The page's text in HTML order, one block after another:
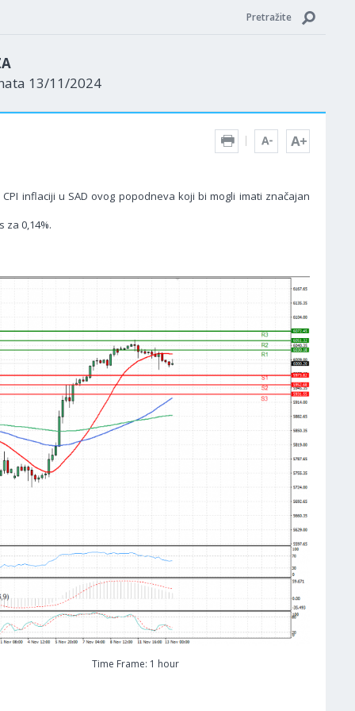
Pretražite
13/11/2024
inflaciji u SAD ovog popodneva koji bi mogli imati značajan
za 0,14%.
Time Frame: 1 hour